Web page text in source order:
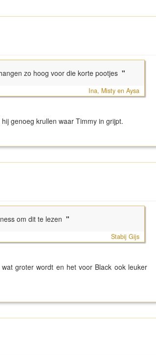
zo hoog voor die korte pootjes "
Ina, Misty en Aysa
genoeg krullen waar Timmy in grijpt.
om dit te lezen "
Stabij Gijs
groter wordt en het voor Black ook leuker